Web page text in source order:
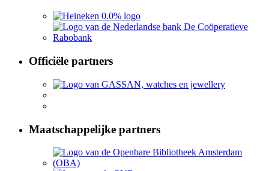
Officiële partners
Maatschappelijke partners